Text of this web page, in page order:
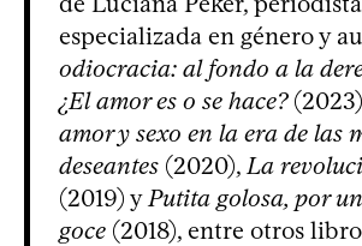
especializada en género y
odiocracia: al fondo a la
¿El amor es o se hace?
amor y sexo en la era de las
deseantes (2020), La
(2019) y Putita golosa, por
goce (2018), entre otros